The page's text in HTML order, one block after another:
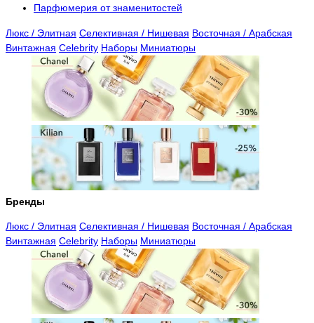
Парфюмерия от знаменитостей
Люкс / Элитная Селективная / Нишевая Восточная / Арабская
Винтажная Celebrity Наборы Миниатюры
Бренды
Люкс / Элитная Селективная / Нишевая Восточная / Арабская
Винтажная Celebrity Наборы Миниатюры